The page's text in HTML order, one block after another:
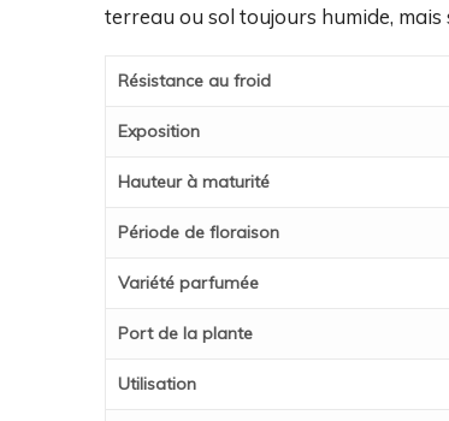
terreau ou sol toujours humide, mais
Résistance au froid
Exposition
Hauteur à maturité
Période de floraison
Variété parfumée
Port de la plante
Utilisation